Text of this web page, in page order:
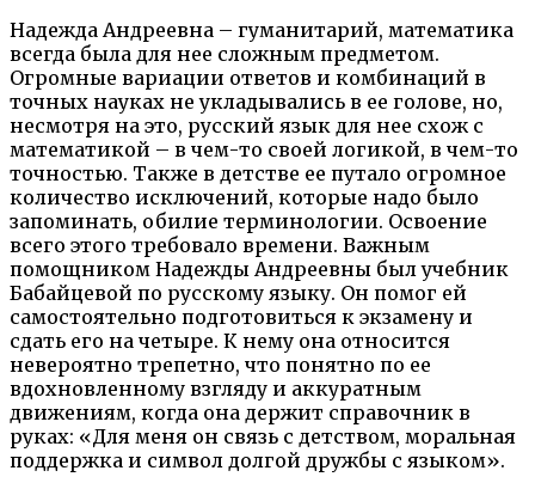
Надежда Андреевна – гуманитарий, математика
всегда была для нее сложным предметом.
Огромные вариации ответов и комбинаций в
точных науках не укладывались в ее голове, но,
несмотря на это, русский язык для нее схож с
математикой – в чем-то своей логикой, в чем-то
точностью. Также в детстве ее путало огромное
количество исключений, которые надо было
запоминать, обилие терминологии. Освоение
всего этого требовало времени. Важным
помощником Надежды Андреевны был учебник
Бабайцевой по русскому языку. Он помог ей
самостоятельно подготовиться к экзамену и
сдать его на четыре. К нему она относится
невероятно трепетно, что понятно по ее
вдохновленному взгляду и аккуратным
движениям, когда она держит справочник в
руках: «Для меня он связь с детством, моральная
поддержка и символ долгой дружбы с языком».